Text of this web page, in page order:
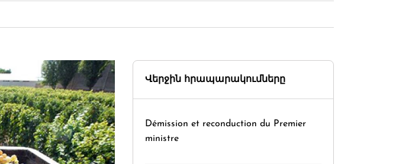
Վերջին հրապարակումները
Démission et reconduction du Premier
ministre